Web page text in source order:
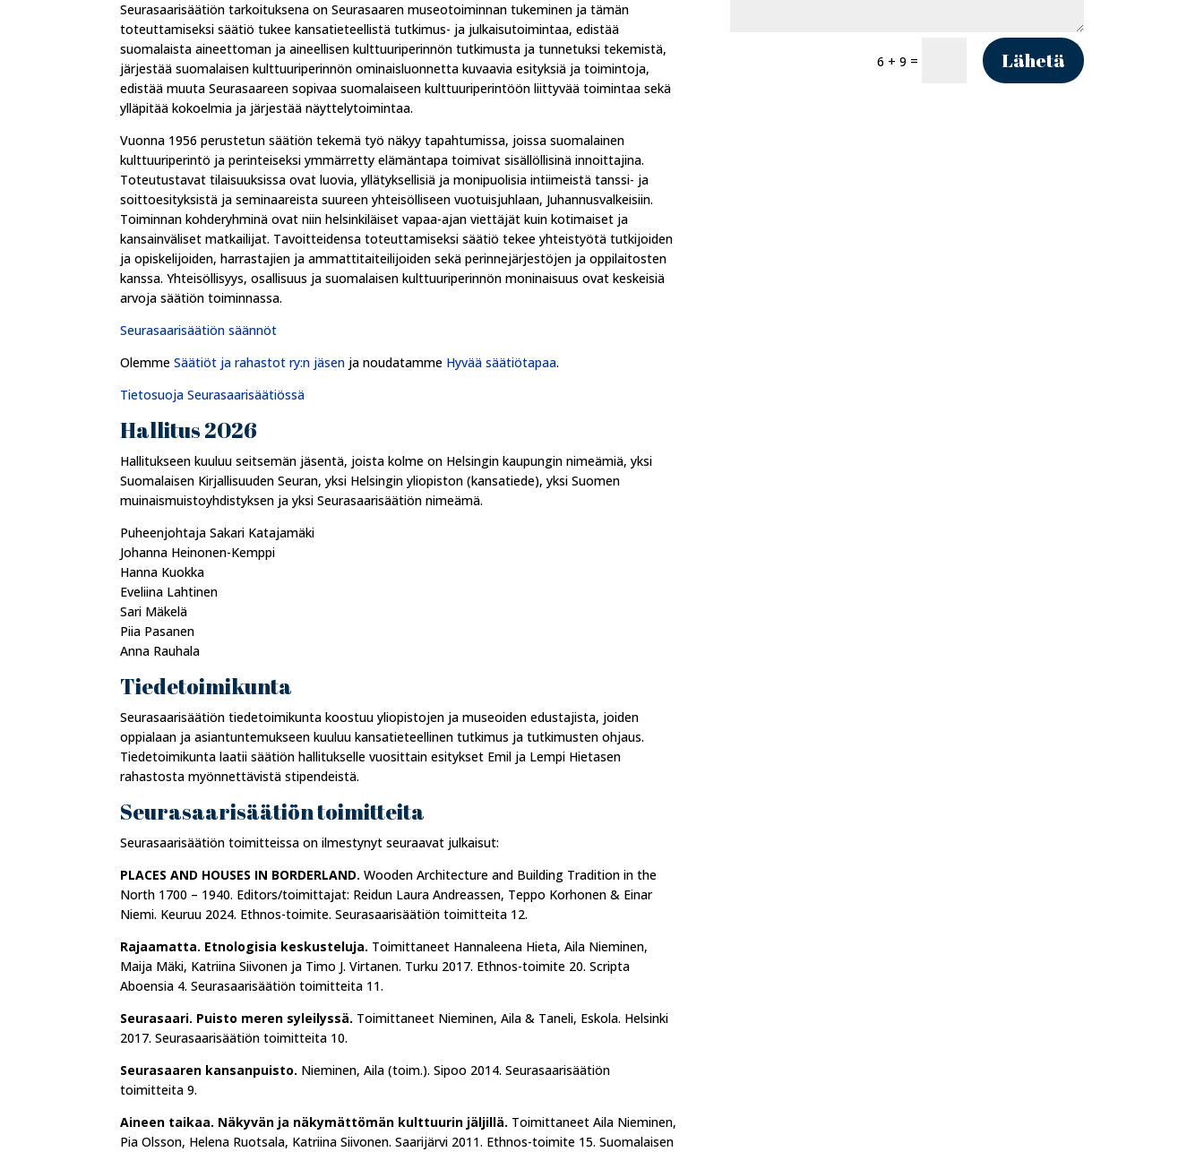
Seurasaarisäätiön tarkoituksena on Seurasaaren museotoiminnan tukeminen ja tämän
toteuttamiseksi säätiö tukee kansatieteellistä tutkimus- ja julkaisutoimintaa, edistää
suomalaista aineettoman ja aineellisen kulttuuriperinnön tutkimusta ja tunnetuksi tekemistä,
järjestää suomalaisen kulttuuriperinnön ominaisluonnetta kuvaavia esityksiä ja toimintoja,
edistää muuta Seurasaareen sopivaa suomalaiseen kulttuuriperintöön liittyvää toimintaa sekä
ylläpitää kokoelmia ja järjestää näyttelytoimintaa.
Vuonna 1956 perustetun säätiön tekemä työ näkyy tapahtumissa, joissa suomalainen
kulttuuriperintö ja perinteiseksi ymmärretty elämäntapa toimivat sisällöllisinä innoittajina.
Toteutustavat tilaisuuksissa ovat luovia, yllätyksellisiä ja monipuolisia intiimeistä tanssi- ja
soittoesityksistä ja seminaareista suureen yhteisölliseen vuotuisjuhlaan, Juhannusvalkeisiin.
Toiminnan kohderyhminä ovat niin helsinkiläiset vapaa-ajan viettäjät kuin kotimaiset ja
kansainväliset matkailijat. Tavoitteidensa toteuttamiseksi säätiö tekee yhteistyötä tutkijoiden
ja opiskelijoiden, harrastajien ja ammattitaiteilijoiden sekä perinnejärjestöjen ja oppilaitosten
kanssa. Yhteisöllisyys, osallisuus ja suomalaisen kulttuuriperinnön moninaisuus ovat keskeisiä
arvoja säätiön toiminnassa.
Seurasaarisäätiön säännöt
Olemme Säätiöt ja rahastot ry:n jäsen ja noudatamme Hyvää säätiötapaa.
Tietosuoja Seurasaarisäätiössä
Hallitus 2026
Hallitukseen kuuluu seitsemän jäsentä, joista kolme on Helsingin kaupungin nimeämiä, yksi
Suomalaisen Kirjallisuuden Seuran, yksi Helsingin yliopiston (kansatiede), yksi Suomen
muinaismuistoyhdistyksen ja yksi Seurasaarisäätiön nimeämä.
Puheenjohtaja Sakari Katajamäki
Johanna Heinonen-Kemppi
Hanna Kuokka
Eveliina Lahtinen
Sari Mäkelä
Piia Pasanen
Anna Rauhala
Tiedetoimikunta
Seurasaarisäätiön tiedetoimikunta koostuu yliopistojen ja museoiden edustajista, joiden
oppialaan ja asiantuntemukseen kuuluu kansatieteellinen tutkimus ja tutkimusten ohjaus.
Tiedetoimikunta laatii säätiön hallitukselle vuosittain esitykset Emil ja Lempi Hietasen
rahastosta myönnettävistä stipendeistä.
Seurasaarisäätiön toimitteita
Seurasaarisäätiön toimitteissa on ilmestynyt seuraavat julkaisut:
PLACES AND HOUSES IN BORDERLAND. Wooden Architecture and Building Tradition in the
North 1700 – 1940. Editors/toimittajat: Reidun Laura Andreassen, Teppo Korhonen & Einar
Niemi. Keuruu 2024. Ethnos-toimite. Seurasaarisäätiön toimitteita 12.
Rajaamatta. Etnologisia keskusteluja. Toimittaneet Hannaleena Hieta, Aila Nieminen,
Maija Mäki, Katriina Siivonen ja Timo J. Virtanen. Turku 2017. Ethnos-toimite 20. Scripta
Aboensia 4. Seurasaarisäätiön toimitteita 11.
Seurasaari. Puisto meren syleilyssä. Toimittaneet Nieminen, Aila & Taneli, Eskola. Helsinki
2017. Seurasaarisäätiön toimitteita 10.
Seurasaaren kansanpuisto. Nieminen, Aila (toim.). Sipoo 2014. Seurasaarisäätiön
toimitteita 9.
Aineen taikaa. Näkyvän ja näkymättömän kulttuurin jäljillä. Toimittaneet Aila Nieminen,
Pia Olsson, Helena Ruotsala, Katriina Siivonen. Saarijärvi 2011. Ethnos-toimite 15. Suomalaisen
6 + 9 = Lähetä